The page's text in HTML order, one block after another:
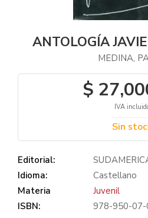
ANTOLOGÍA
MEDINA,
$
IVA
Sin
Editorial:
Idioma:
Castellano
Materia
Juvenil
ISBN:
978-950-